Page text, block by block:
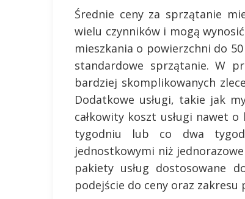
Średnie ceny za sprzątanie
wielu czynników i mogą wynosić
mieszkania o powierzchni do
standardowe sprzątanie. W
bardziej skomplikowanych
Dodatkowe usługi, takie jak
całkowity koszt usługi nawet
tygodniu lub co dwa
jednostkowymi niż
pakiety usług dostosowane
podejście do ceny oraz zakresu